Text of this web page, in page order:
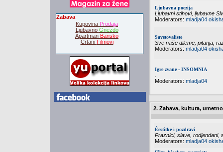
Zabava
Kupovina Prodaja
Ljubavno Gnezdo
Apartman Bansko
Crtani Filmovi
Ljubavna poezija
Ljubavni stihovi, ljubavne
Moderators: mladja04
Savetovaliste
Sve naše dileme, pitanja,
Moderators: mladja04
Igre zvane - INSOMNIA
Moderators: mladja04
2. Zabava, kultura,
Èestitke i pozdravi
Praznici, slave, rodjendani,
Moderators: mladja04